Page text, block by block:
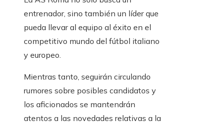
entrenador, sino también un líder que
pueda llevar al equipo al éxito en el
competitivo mundo del fútbol italiano
y europeo.
Mientras tanto, seguirán circulando
rumores sobre posibles candidatos y
los aficionados se mantendrán
atentos a las novedades relativas a la